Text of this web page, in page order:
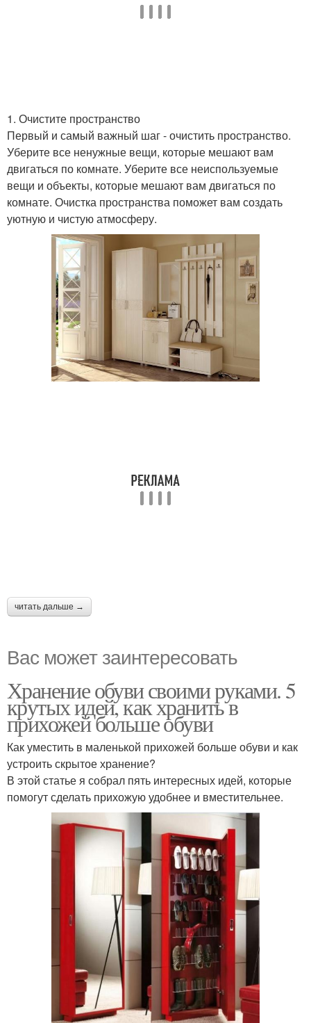
1. Очистите пространство
Первый и самый важный шаг - очистить пространство.
Уберите все ненужные вещи, которые мешают вам
двигаться по комнате. Уберите все неиспользуемые
вещи и объекты, которые мешают вам двигаться по
комнате. Очистка пространства поможет вам создать
уютную и чистую атмосферу.
читать дальше →
Вас может заинтересовать
Хранение обуви своими руками. 5
крутых идей, как хранить в
прихожей больше обуви
Как уместить в маленькой прихожей больше обуви и как
устроить скрытое хранение?
В этой статье я собрал пять интересных идей, которые
помогут сделать прихожую удобнее и вместительнее.